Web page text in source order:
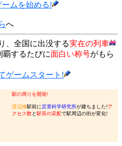
ームを始める!
へ
、全国に出没する実在の列車
覇するたびに面白い称号がもら
ゲームスタート!
駅の周りを開発!
渡辺橋駅前に災害科学研究所が建ちました!ア
クセス数と駅長の采配で駅周辺の街が変化!